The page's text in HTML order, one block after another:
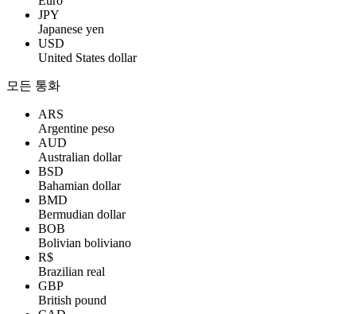
JPY
Japanese yen
USD
United States dollar
모든 통화
ARS
Argentine peso
AUD
Australian dollar
BSD
Bahamian dollar
BMD
Bermudian dollar
BOB
Bolivian boliviano
R$
Brazilian real
GBP
British pound